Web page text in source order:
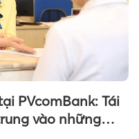
PVcomBank: Tái
vào những